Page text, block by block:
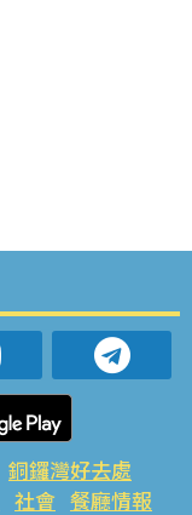
銅鑼灣好去處
社會 餐廳情報